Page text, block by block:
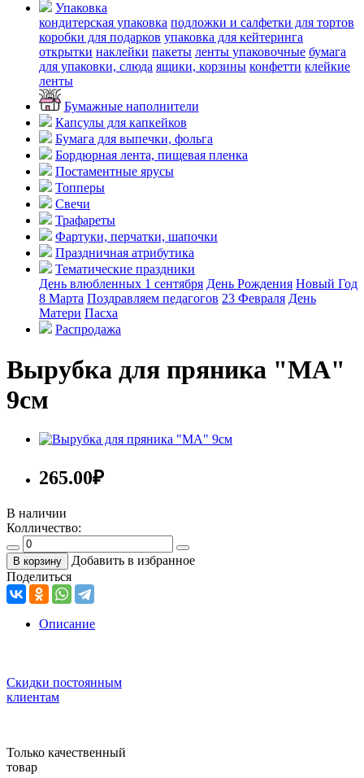
Упаковка
кондитерская упаковка подложки и салфетки для тортов
коробки для подарков упаковка для кейтеринга
открытки наклейки пакеты ленты упаковочные бумага
для упаковки, слюда ящики, корзины конфетти клейкие
ленты
Бумажные наполнители
Капсулы для капкейков
Бумага для выпечки, фольга
Бордюрная лента, пищевая пленка
Постаментные ярусы
Топперы
Свечи
Трафареты
Фартуки, перчатки, шапочки
Праздничная атрибутика
Тематические праздники
День влюбленных 1 сентября День Рождения Новый Год
8 Марта Поздравляем педагогов 23 Февраля День
Матери Пасха
Распродажа
Вырубка для пряника "МА"
9см
265.00₽
В наличии
Колличество:
В корзину
Добавить в избранное
Поделиться
Описание
Скидки постоянным
клиентам
Только качественный
товар